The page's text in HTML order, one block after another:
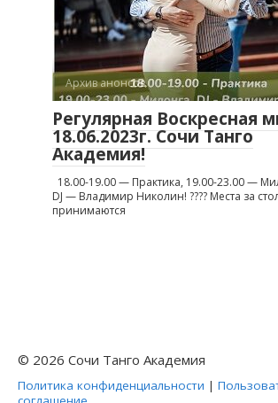
Архив анонсов
Регулярная Воскресная
18.06.2023г. Сочи Танго
Академия!
18.00-19.00 — Практика, 19.00-23.00 —
DJ — Владимир Николин! ???? Места за
принимаются
© 2026 Сочи Танго Академия
Политика конфиденциальности |